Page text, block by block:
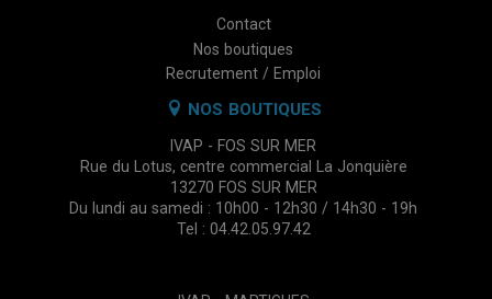
Contact
Nos boutiques
Recrutement / Emploi
NOS BOUTIQUES
IVAP - FOS SUR MER
Rue du Lotus, centre commercial La Jonquière
13270 FOS SUR MER
Du lundi au samedi : 10h00 - 12h30 / 14h30 - 19h
Tel : 04.42.05.97.42